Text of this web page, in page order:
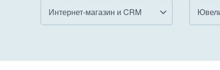
Интернет-магазин и CRM